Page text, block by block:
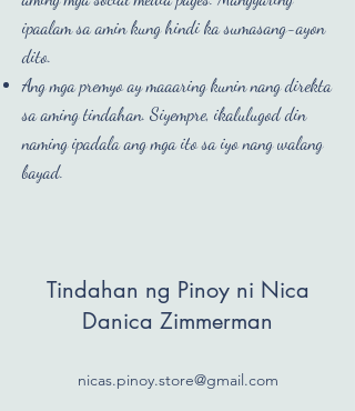
ipaalam sa amin kung hindi ka sumasang-ayon
dito.
Ang mga premyo ay maaaring kunin nang direkta
sa aming tindahan. Siyempre, ikalulugod din
naming ipadala ang mga ito sa iyo nang walang
bayad.
Tindahan ng Pinoy ni Nica
Danica Zimmerman
nicas.pinoy.store@gmail.com